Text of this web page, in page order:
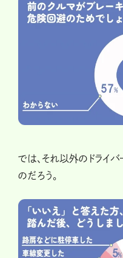
では、それ以外のドライ
のだろう。